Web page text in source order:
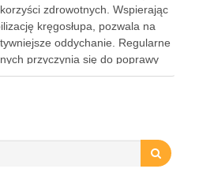
zdrowotnych. Wspierając
kręgosłupa, pozwala na
oddychanie. Regularne
przyczynia się do poprawy
a także staje się kluczem do